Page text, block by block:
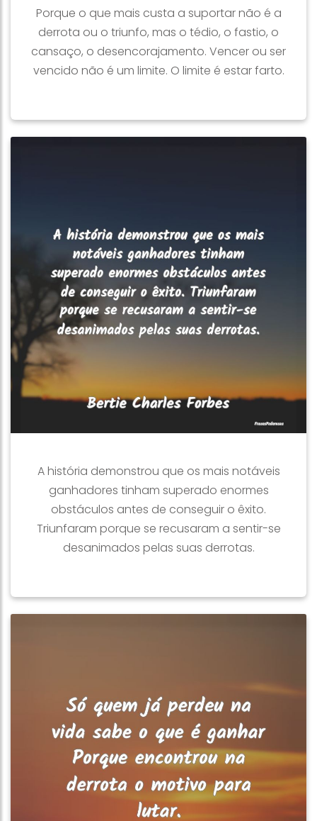
Porque o que mais custa a suportar não é a
derrota ou o triunfo, mas o tédio, o fastio, o
cansaço, o desencorajamento. Vencer ou ser
vencido não é um limite. O limite é estar farto.
A história demonstrou que os mais notáveis
ganhadores tinham superado enormes
obstáculos antes de conseguir o êxito.
Triunfaram porque se recusaram a sentir-se
desanimados pelas suas derrotas.